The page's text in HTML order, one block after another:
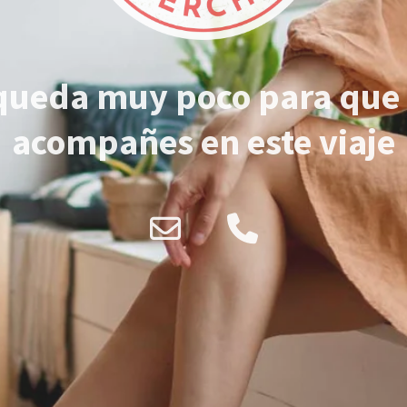
muy poco para
acompañes en este viaje